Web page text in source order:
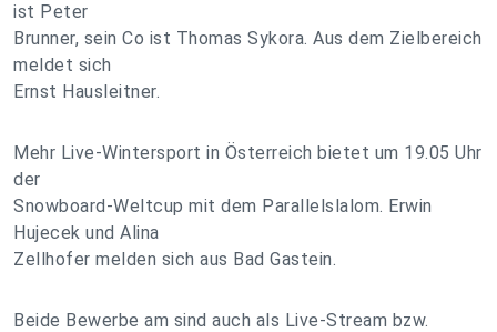
ist Peter
Brunner, sein Co ist Thomas Sykora. Aus dem Zielbereich
meldet sich
Ernst Hausleitner.
Mehr Live-Wintersport in Österreich bietet um 19.05 Uhr
der
Snowboard-Weltcup mit dem Parallelslalom. Erwin
Hujecek und Alina
Zellhofer melden sich aus Bad Gastein.
Beide Bewerbe am sind auch als Live-Stream bzw.